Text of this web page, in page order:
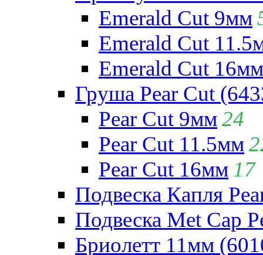
Emerald Cut 9мм
Emerald Cut
Emerald Cut 16мм
Груша Pear Cut
Pear Cut 9мм24
Pear Cut 11.5мм
Pear Cut 16мм 17
Подвеска Капля
Подвеска Met Cap
Бриолетт 11мм